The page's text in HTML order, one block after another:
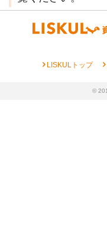
chevron_rightLISKULトップ
©